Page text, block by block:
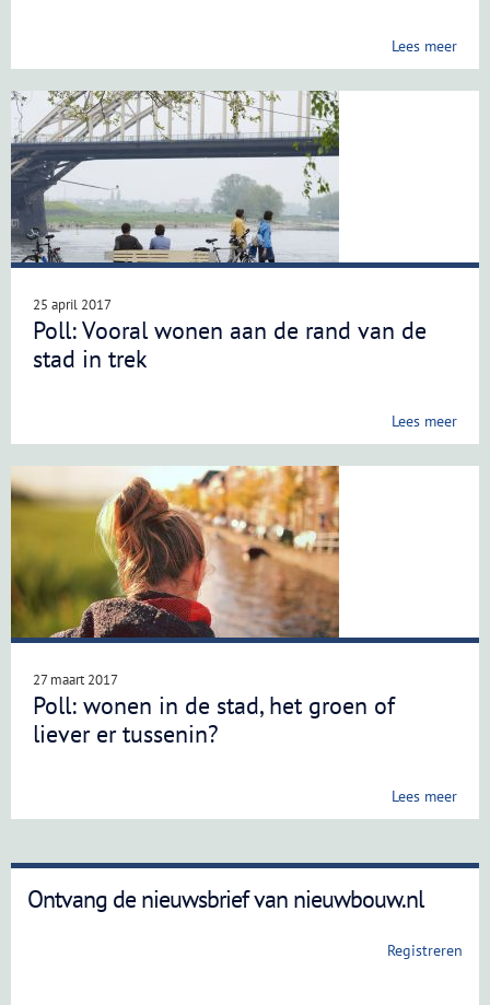
Lees meer
25 april 2017
Poll: Vooral wonen aan de rand van de
stad in trek
Lees meer
27 maart 2017
Poll: wonen in de stad, het groen of
liever er tussenin?
Lees meer
Ontvang de nieuwsbrief van nieuwbouw.nl
Registreren